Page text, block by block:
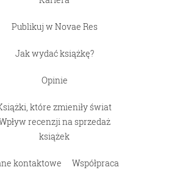
Publikuj w Novae Res
Jak wydać książkę?
Opinie
które zmieniły świat
recenzji na sprzedaż
książek
kontaktowe Współpraca